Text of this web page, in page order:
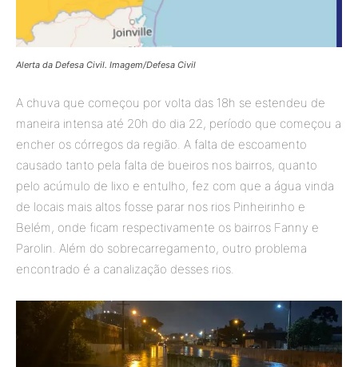
Alerta da Defesa Civil. Imagem/Defesa Civil
A chuva que começou por volta das 18h se estendeu de
maneira intensa até 20h do dia 22, período que começou a
encher os córregos da região. A falta de escoamento
causado tanto pela falta de bueiros nos bairros, quanto
pelo acúmulo de lixo e entulho, fez com que a água vinda
de locais mais altos fosse parar nos rios Pinheirinho e
Belém, onde ficam respectivamente os bairros Fanny e
Parolin. Além do sobrecarregamento, outro problema
encontrado é a canalização desses rios.